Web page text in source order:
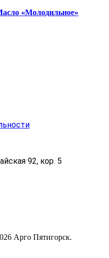
«Молодильное»
92, кор. 5
Арго Пятигорск.